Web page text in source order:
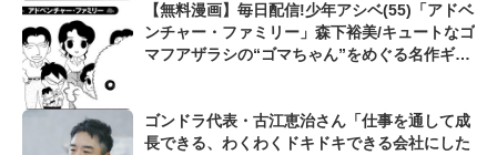
【無料漫画】毎日配信!少年アシベ(55)「アドベ
ンチャー・ファミリー」森下裕美/キュートなゴ
マフアザラシの“ゴマちゃん”をめぐる名作ギャ
ゴンドラ代表・古江恵治さん「仕事を通して成
長できる、わくわくドキドキできる会社にした